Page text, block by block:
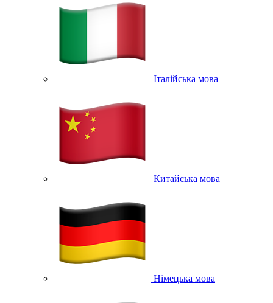
Італійська мова
Китайська мова
Німецька мова